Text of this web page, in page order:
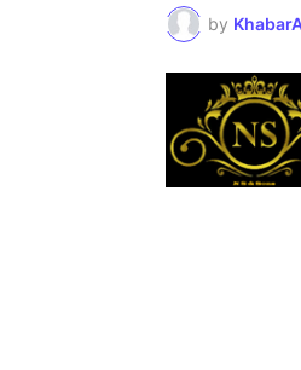
by